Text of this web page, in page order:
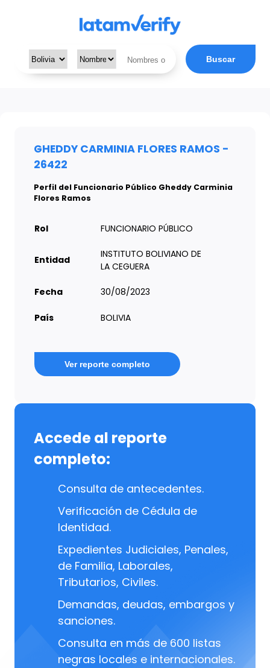
Buscar
GHEDDY CARMINIA FLORES RAMOS -
26422
Perfil del Funcionario Público Gheddy Carminia
Flores Ramos
Rol FUNCIONARIO PÚBLICO
Entidad
INSTITUTO BOLIVIANO DE
LA CEGUERA
Fecha 30/08/2023
País BOLIVIA
Ver reporte completo
Accede al reporte
completo:
Consulta de antecedentes.
Verificación de Cédula de
Identidad.
Expedientes Judiciales, Penales,
de Familia, Laborales,
Tributarios, Civiles.
Demandas, deudas, embargos y
sanciones.
Consulta en más de 600 listas
negras locales e internacionales.